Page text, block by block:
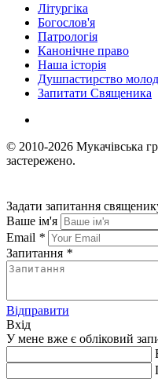
Літургіка
Богослов'я
Патрологія
Канонічне право
Наша історія
Душпастирство
Запитати Священика
© 2010-2026 Мукачівська
застережено.
Задати запитання
Ваше ім'я
Email *
Запитання *
Відправити
Вхід
У мене вже є обліковий